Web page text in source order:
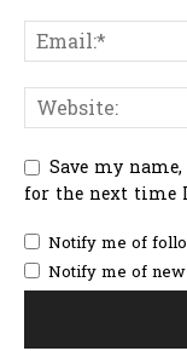
Save my
for the next time
Notify me of
Notify me of